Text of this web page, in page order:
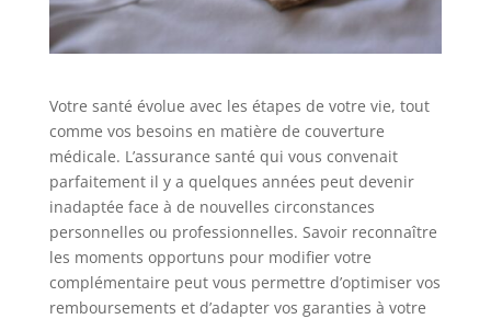
Votre santé évolue avec les étapes de votre vie, tout
comme vos besoins en matière de couverture
médicale. L’assurance santé qui vous convenait
parfaitement il y a quelques années peut devenir
inadaptée face à de nouvelles circonstances
personnelles ou professionnelles. Savoir reconnaître
les moments opportuns pour modifier votre
complémentaire peut vous permettre d’optimiser vos
remboursements et d’adapter vos garanties à votre